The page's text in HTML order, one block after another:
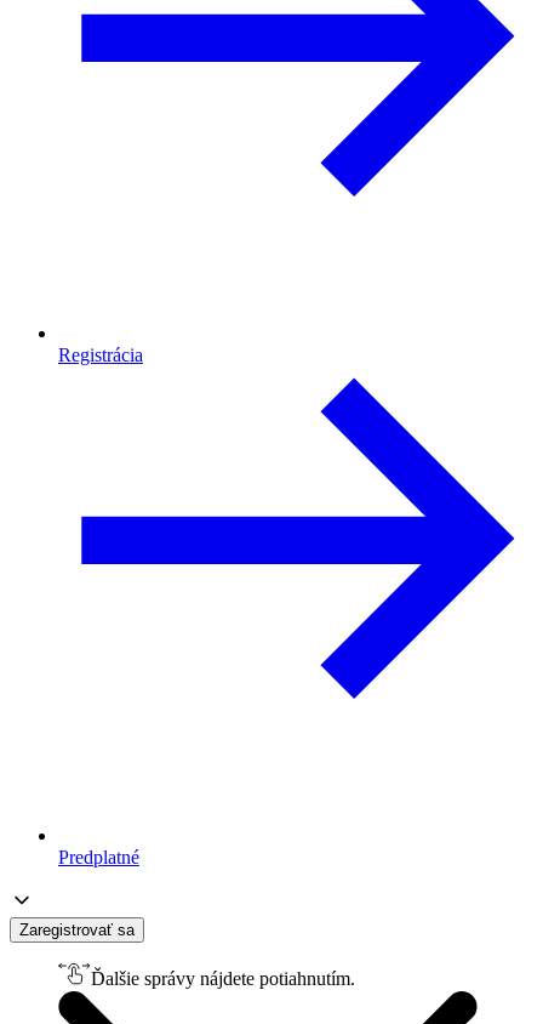
Registrácia
Predplatné
Zaregistrovať sa
Ďalšie správy nájdete potiahnutím.